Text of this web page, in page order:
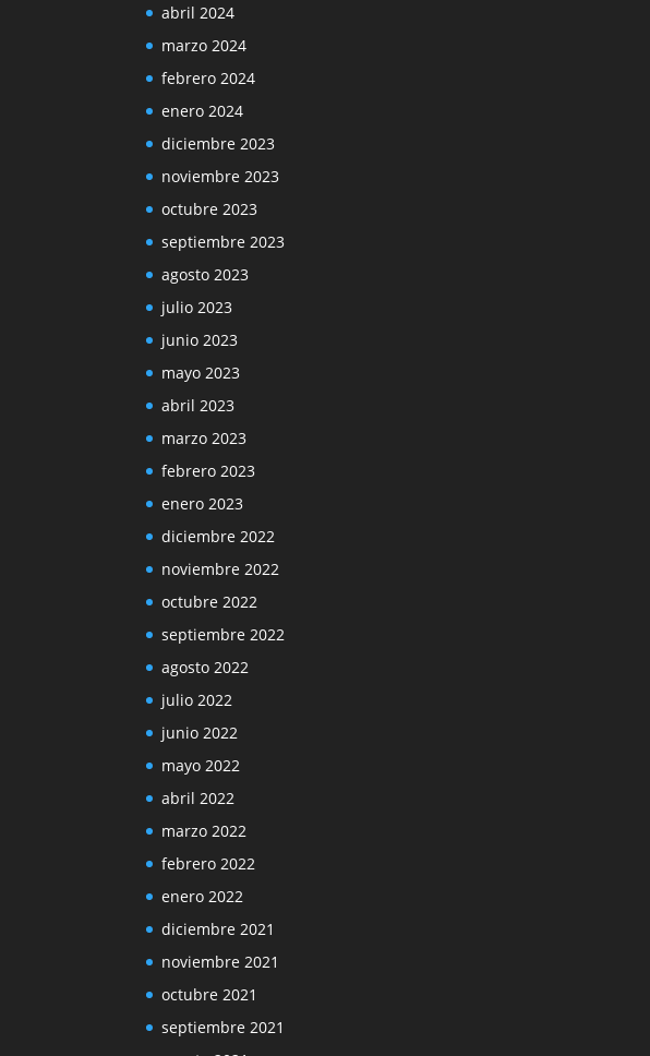
abril 2024
marzo 2024
febrero 2024
enero 2024
diciembre 2023
noviembre 2023
octubre 2023
septiembre 2023
agosto 2023
julio 2023
junio 2023
mayo 2023
abril 2023
marzo 2023
febrero 2023
enero 2023
diciembre 2022
noviembre 2022
octubre 2022
septiembre 2022
agosto 2022
julio 2022
junio 2022
mayo 2022
abril 2022
marzo 2022
febrero 2022
enero 2022
diciembre 2021
noviembre 2021
octubre 2021
septiembre 2021